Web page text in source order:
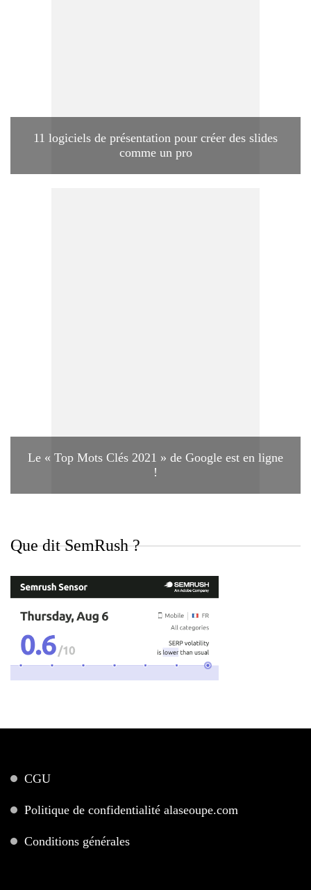
11 logiciels de présentation pour créer des slides
comme un pro
Le « Top Mots Clés 2021 » de Google est en ligne
!
Que dit SemRush ?
CGU
Politique de confidentialité alaseoupe.com
Conditions générales